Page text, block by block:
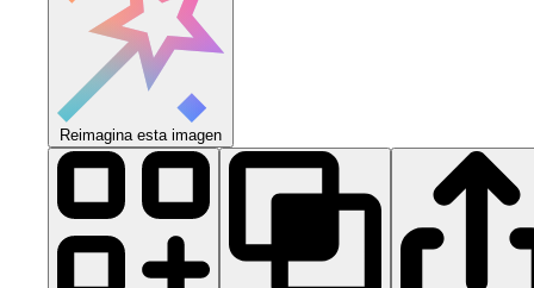
Reimagina esta imagen